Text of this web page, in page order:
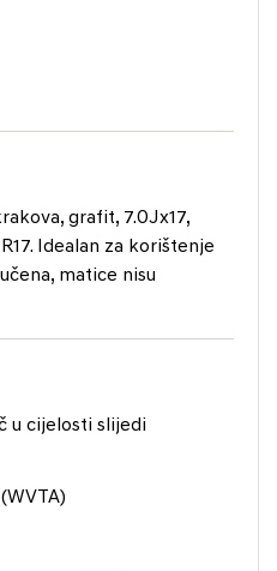
grafit, 7.0Jx17,
Idealan za korištenje
matice nisu
u cijelosti slijedi